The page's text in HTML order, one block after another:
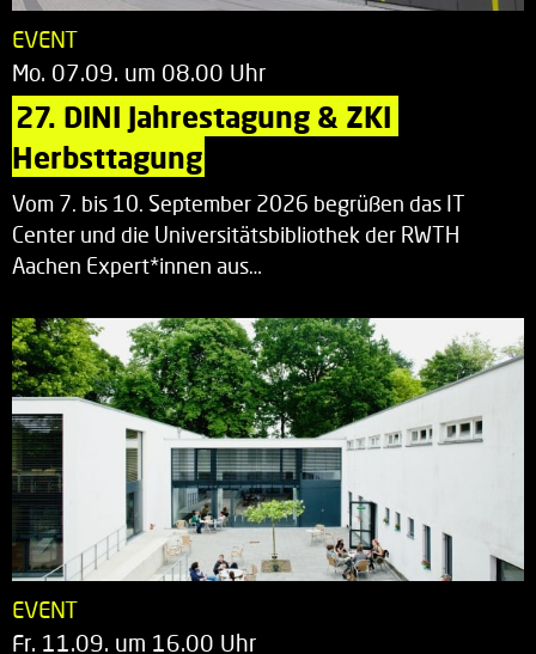
EVENT
Mo. 07.09. um 08.00 Uhr
27. DINI Jahrestagung & ZKI
Herbsttagung
Vom 7. bis 10. September 2026 begrüßen das IT
Center und die Universitätsbibliothek der RWTH
Aachen Expert*innen aus…
EVENT
Fr. 11.09. um 16.00 Uhr